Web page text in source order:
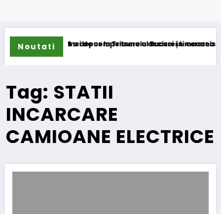
Noutati
schemei de compensare a accizei în mecanism
STB a depus la Tribunalul București cererea
Tag: STATII
INCARCARE
CAMIOANE ELECTRICE